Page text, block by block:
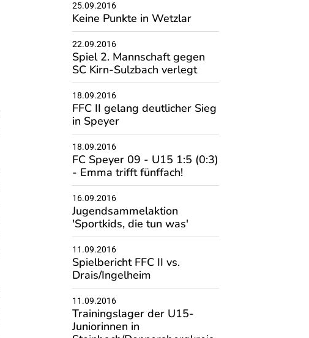
25.09.2016
Keine Punkte in Wetzlar
22.09.2016
Spiel 2. Mannschaft gegen
SC Kirn-Sulzbach verlegt
18.09.2016
FFC II gelang deutlicher Sieg
in Speyer
18.09.2016
FC Speyer 09 - U15 1:5 (0:3)
- Emma trifft fünffach!
16.09.2016
Jugendsammelaktion
'Sportkids, die tun was'
11.09.2016
Spielbericht FFC II vs.
Drais/Ingelheim
11.09.2016
Trainingslager der U15-
Juniorinnen in